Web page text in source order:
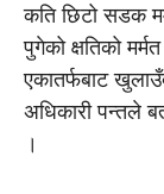
कति छिटो सडक
पुगेको क्षतिको
एकातर्फबाट
अधिकारी पन्तले
।